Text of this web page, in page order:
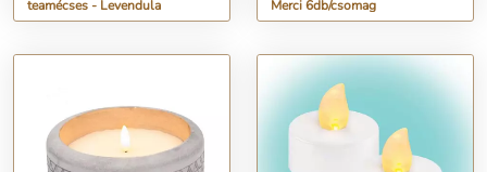
teamécses - Levendula
Merci 6db/csomag